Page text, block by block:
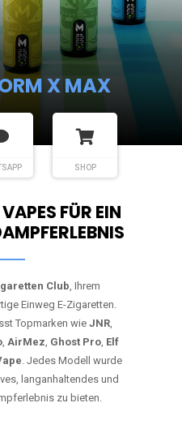
X MAX
SHOP
FÜR EIN
Club , Ihrem
Einweg E-Zigaretten.
Topmarken wie JNR
, AirMez Ghost Pro, Elf
. Jedes Modell wurde
langanhaltendes und
zu bieten.